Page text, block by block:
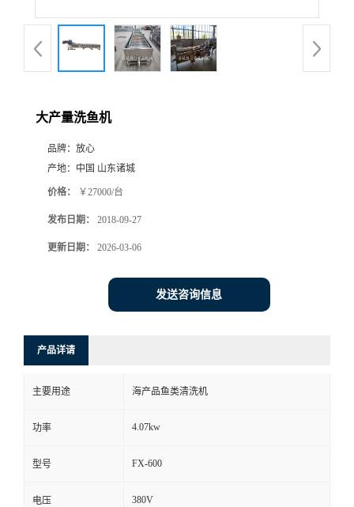
大产量洗鱼机
品牌： 放心
产地： 中国 山东诸城
价格： ￥27000/台
发布日期： 2018-09-27
更新日期： 2026-03-06
发送咨询信息
产品详请
主要用途 海产品鱼类清洗机
功率 4.07kw
型号 FX-600
电压 380V